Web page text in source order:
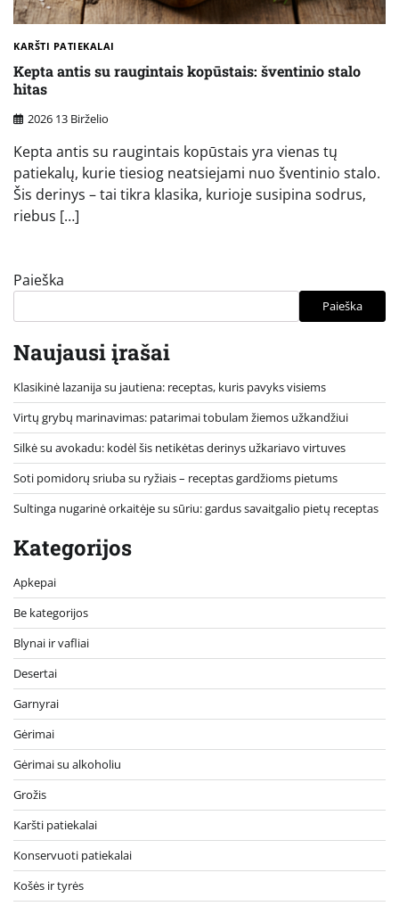
KARŠTI PATIEKALAI
Kepta antis su raugintais kopūstais: šventinio stalo
hitas
2026 13 Birželio
Kepta antis su raugintais kopūstais yra vienas tų
patiekalų, kurie tiesiog neatsiejami nuo šventinio stalo.
Šis derinys – tai tikra klasika, kurioje susipina sodrus,
riebus […]
Paieška
Paieška
Naujausi įrašai
Klasikinė lazanija su jautiena: receptas, kuris pavyks visiems
Virtų grybų marinavimas: patarimai tobulam žiemos užkandžiui
Silkė su avokadu: kodėl šis netikėtas derinys užkariavo virtuves
Soti pomidorų sriuba su ryžiais – receptas gardžioms pietums
Sultinga nugarinė orkaitėje su sūriu: gardus savaitgalio pietų receptas
Kategorijos
Apkepai
Be kategorijos
Blynai ir vafliai
Desertai
Garnyrai
Gėrimai
Gėrimai su alkoholiu
Grožis
Karšti patiekalai
Konservuoti patiekalai
Košės ir tyrės